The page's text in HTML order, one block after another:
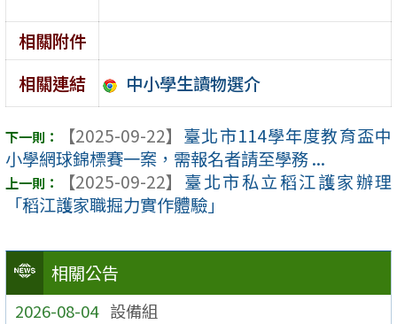
相關公告
2026-08-04 設備組
相關附件
相關連結
中小學生讀物選介
【2025-09-22】 臺北市114學年度教育盃中
小學網球錦標賽一案，需報名者請至學務 ...
【2025-09-22】 臺北市私立稻江護家辦理
「稻江護家職掘力實作體驗」